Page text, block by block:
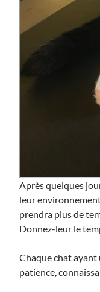
Après quelques
leur
prendra plus de
Donnez-leur le
Chaque chat ayant
patience,